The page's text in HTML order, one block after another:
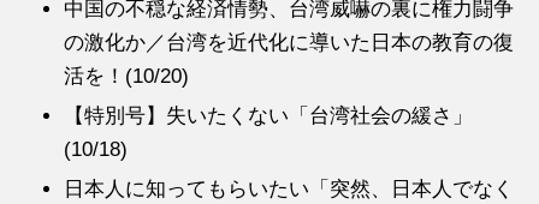
中国の不穏な経済情勢、台湾威嚇の裏に権力闘争
の激化か／台湾を近代化に導いた日本の教育の復
活を！(10/20)
【特別号】失いたくない「台湾社会の緩さ」
(10/18)
日本人に知ってもらいたい「突然、日本人でなく